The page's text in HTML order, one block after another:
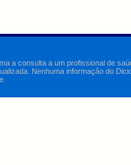
a consulta a um profissional de
Nenhuma informação do